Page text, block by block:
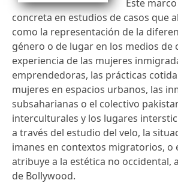
Este
concreta en estudios de casos que
como la representación de la
género o de lugar en los medios de
experiencia de las mujeres
emprendedoras, las prácticas
mujeres en espacios urbanos, las
subsaharianas o el colectivo
interculturales y los lugares
a través del estudio del velo, la
imanes en contextos migratorios, o
atribuye a la estética no occidental,
de Bollywood.